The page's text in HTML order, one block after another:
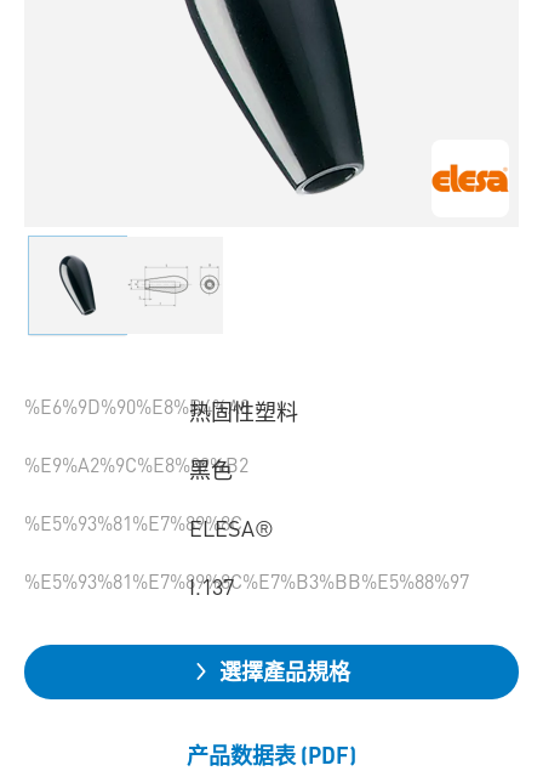
%E6%9D%90%E8%B4%A8
热固性塑料
%E9%A2%9C%E8%89%B2
黑色
%E5%93%81%E7%89%8C
ELESA®
%E5%93%81%E7%89%8C%E7%B3%BB%E5%88%97
I.137
選擇產品規格
产品数据表 (PDF)